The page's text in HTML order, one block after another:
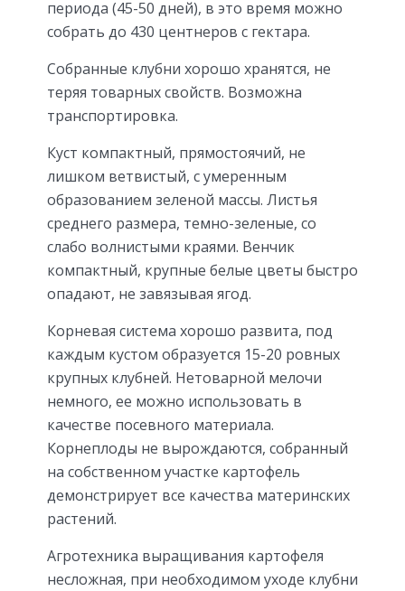
периода (45-50 дней), в это время можно
собрать до 430 центнеров с гектара.
Собранные клубни хорошо хранятся, не
теряя товарных свойств. Возможна
транспортировка.
Куст компактный, прямостоячий, не
лишком ветвистый, с умеренным
образованием зеленой массы. Листья
среднего размера, темно-зеленые, со
слабо волнистыми краями. Венчик
компактный, крупные белые цветы быстро
опадают, не завязывая ягод.
Корневая система хорошо развита, под
каждым кустом образуется 15-20 ровных
крупных клубней. Нетоварной мелочи
немного, ее можно использовать в
качестве посевного материала.
Корнеплоды не вырождаются, собранный
на собственном участке картофель
демонстрирует все качества материнских
растений.
Агротехника выращивания картофеля
несложная, при необходимом уходе клубни